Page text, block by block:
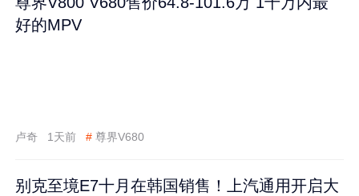
好的MPV
卢奇 1天前 # 尊界V680
别克至境E7十月在韩国销售！上汽通用开启大